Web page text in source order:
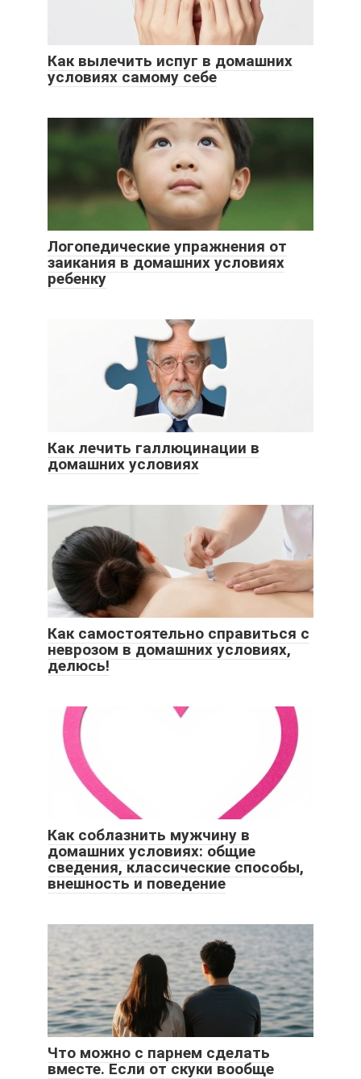
Как вылечить испуг в домашних
условиях самому себе
Логопедические упражнения от
заикания в домашних условиях
ребенку
Как лечить галлюцинации в
домашних условиях
Как самостоятельно справиться с
неврозом в домашних условиях,
делюсь!
Как соблазнить мужчину в
домашних условиях: общие
сведения, классические способы,
внешность и поведение
Что можно с парнем сделать
вместе. Если от скуки вообще